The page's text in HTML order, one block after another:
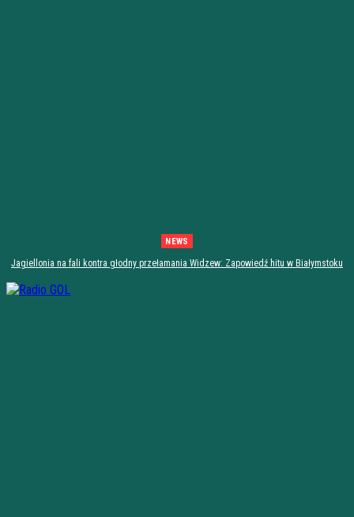
NEWS
Jagiellonia na fali kontra głodny przełamania Widzew: Zapowiedź hitu w Białymstoku